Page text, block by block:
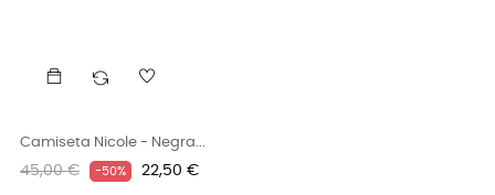
Camiseta Nicole - Negra...
Precio
45,00 € -50% Precio
22,50 €